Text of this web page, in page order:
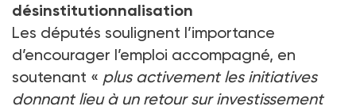
désinstitutionnalisation
Les députés soulignent l’importance
d’encourager l’emploi accompagné, en
soutenant « plus activement les initiatives
donnant lieu à un retour sur investissement